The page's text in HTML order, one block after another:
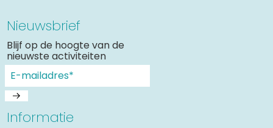
Nieuwsbrief
Blijf op de hoogte van de
nieuwste activiteiten
Informatie